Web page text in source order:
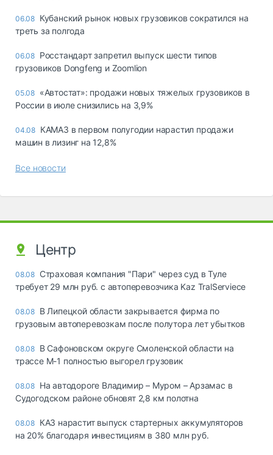
06.08 Кубанский рынок новых грузовиков сократился на
треть за полгода
06.08 Росстандарт запретил выпуск шести типов
грузовиков Dongfeng и Zoomlion
05.08 «Автостат»: продажи новых тяжелых грузовиков в
России в июле снизились на 3,9%
04.08 КАМАЗ в первом полугодии нарастил продажи
машин в лизинг на 12,8%
Все новости
Центр
08.08 Страховая компания "Пари" через суд в Туле
требует 29 млн руб. с автоперевозчика Kaz TralServiece
08.08 В Липецкой области закрывается фирма по
грузовым автоперевозкам после полутора лет убытков
08.08 В Сафоновском округе Смоленской области на
трассе М-1 полностью выгорел грузовик
08.08 На автодороге Владимир – Муром – Арзамас в
Судогодском районе обновят 2,8 км полотна
08.08 КАЗ нарастит выпуск стартерных аккумуляторов
на 20% благодаря инвестициям в 380 млн руб.